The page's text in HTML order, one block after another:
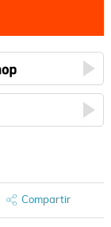
Compartir